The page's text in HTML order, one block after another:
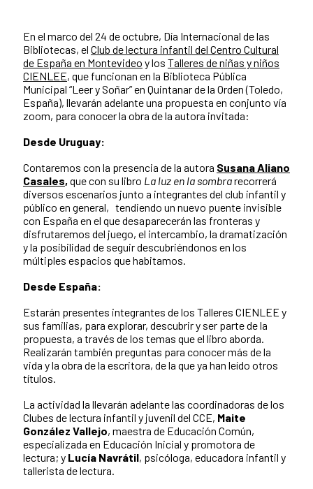
En el marco del 24 de octubre, Día Internacional de las
Bibliotecas, el Club de lectura infantil del Centro Cultural
de España en Montevideo y los Talleres de niñas y niños
CIENLEE, que funcionan en la Biblioteca Pública
Municipal “Leer y Soñar” en Quintanar de la Orden (Toledo,
España), llevarán adelante una propuesta en conjunto vía
zoom, para conocer la obra de la autora invitada:
Desde Uruguay:
Contaremos con la presencia de la autora Susana Aliano
Casales, que con su libro La luz en la sombrarecorrerá
diversos escenarios junto a integrantes del club infantil y
público en general, tendiendo un nuevo puente invisible
con España en el que desaparecerán las fronteras y
disfrutaremos del juego, el intercambio, la dramatización
y la posibilidad de seguir descubriéndonos en los
múltiples espacios que habitamos.
Desde España:
Estarán presentes integrantes de los Talleres CIENLEE y
sus familias, para explorar, descubrir y ser parte de la
propuesta, a través de los temas que el libro aborda.
Realizarán también preguntas para conocer más de la
vida y la obra de la escritora, de la que ya han leído otros
títulos.
La actividad la llevarán adelante las coordinadoras de los
Clubes de lectura infantil y juvenil del CCE, Maite
González Vallejo, maestra de Educación Común,
especializada en Educación Inicial y promotora de
lectura; y Lucía Navrátil, psicóloga, educadora infantil y
tallerista de lectura.